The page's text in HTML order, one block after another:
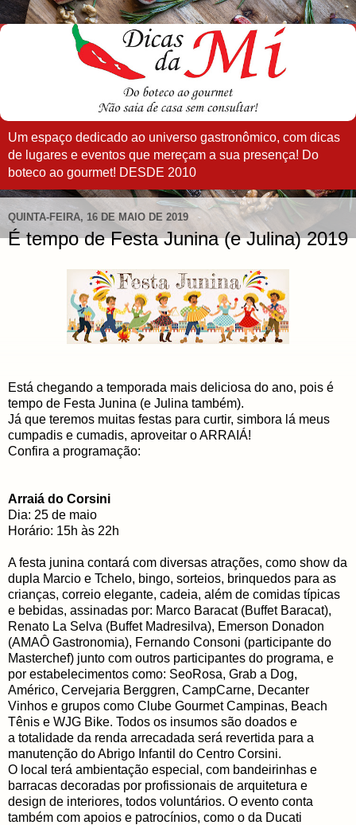
Um espaço dedicado ao universo gastronômico, com dicas
de lugares e eventos que mereçam a sua presença! Do
boteco ao gourmet! DESDE 2010
QUINTA-FEIRA, 16 DE MAIO DE 2019
É tempo de Festa Junina (e Julina) 2019
Está chegando a temporada mais deliciosa do ano, pois é
tempo de Festa Junina (e Julina também).
Já que teremos muitas festas para curtir, simbora lá meus
cumpadis e cumadis, aproveitar o ARRAIÁ!
Confira a programação:
Arraiá do Corsini
Dia: 25 de maio
Horário: 15h às 22h
A festa junina contará com diversas atrações, como show da
dupla Marcio e Tchelo, bingo, sorteios, brinquedos para as
crianças, correio elegante, cadeia, além de comidas típicas
e bebidas, assinadas por: Marco Baracat (Buffet Baracat),
Renato La Selva (Buffet Madresilva), Emerson Donadon
(AMAÔ Gastronomia), Fernando Consoni (participante do
Masterchef) junto com outros participantes do programa, e
por estabelecimentos como: SeoRosa, Grab a Dog,
Américo, Cervejaria Berggren, CampCarne, Decanter
Vinhos e grupos como Clube Gourmet Campinas, Beach
Tênis e WJG Bike. Todos os insumos são doados e
a totalidade da renda arrecadada será revertida para a
manutenção do Abrigo Infantil do Centro Corsini.
O local terá ambientação especial, com bandeirinhas e
barracas decoradas por profissionais de arquitetura e
design de interiores, todos voluntários. O evento conta
também com apoios e patrocínios, como o da Ducati